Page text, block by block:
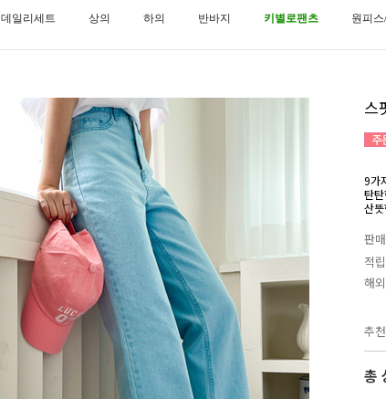
데일리세트 상의 하의 반바지 키별로팬츠 원피
스
9가
탄
산
판
적
해
추
총